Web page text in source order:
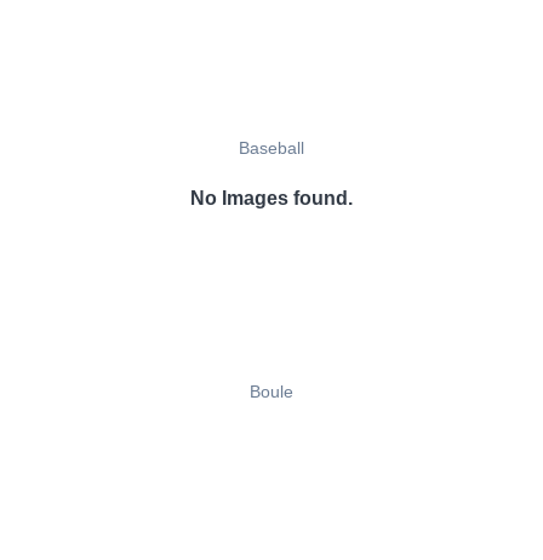
Baseball
No Images found.
Boule